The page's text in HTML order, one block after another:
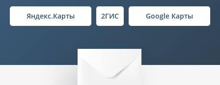
Яндекс.Карты 2ГИС Google Карты